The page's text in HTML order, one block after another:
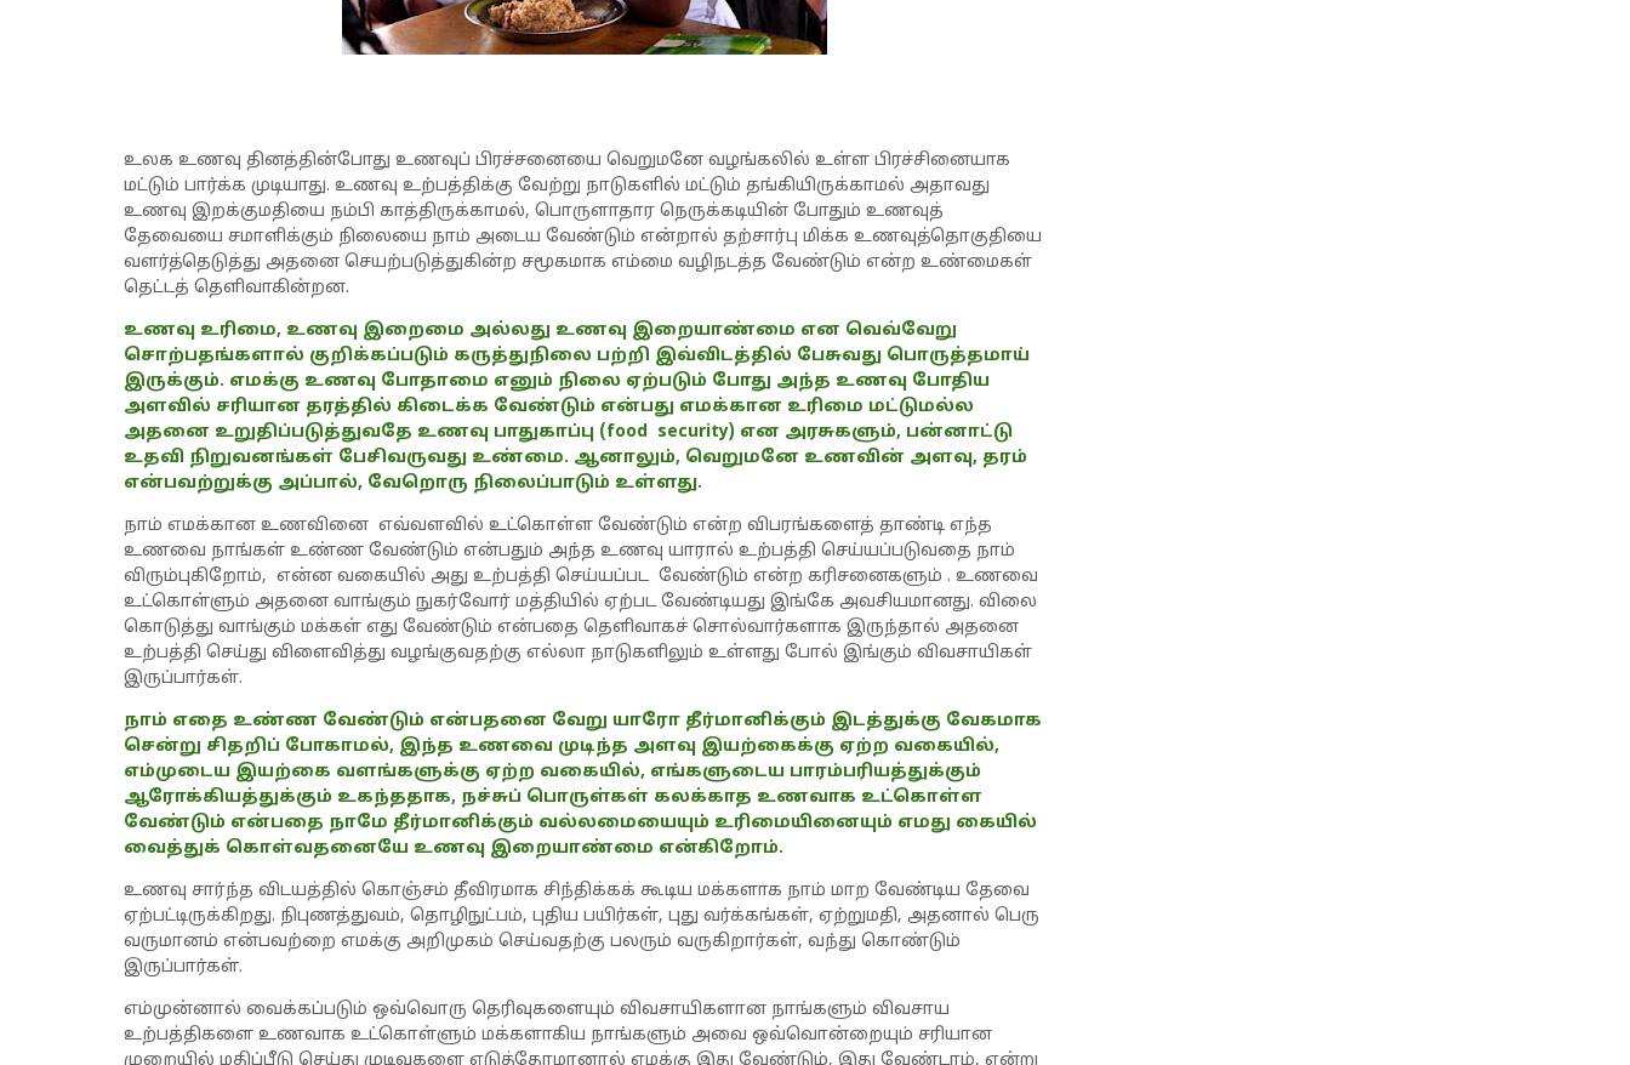
உலக உணவு தினத்தின்போது உணவுப் பிரச்சனையை வெறுமனே வழங்கலில் உள்ள பிரச்சினையாக
மட்டும் பார்க்க முடியாது. உணவு உற்பத்திக்கு வேற்று நாடுகளில் மட்டும் தங்கியிருக்காமல் அதாவது
உணவு இறக்குமதியை நம்பி காத்திருக்காமல், பொருளாதார நெருக்கடியின் போதும் உணவுத்
தேவையை சமாளிக்கும் நிலையை நாம் அடைய வேண்டும் என்றால் தற்சார்பு மிக்க உணவுத்தொகுதியை
வளர்த்தெடுத்து அதனை செயற்படுத்துகின்ற சமூகமாக எம்மை வழிநடத்த வேண்டும் என்ற உண்மைகள்
தெட்டத் தெளிவாகின்றன.
உணவு உரிமை, உணவு இறைமை அல்லது உணவு இறையாண்மை என வெவ்வேறு
சொற்பதங்களால் குறிக்கப்படும் கருத்துநிலை பற்றி இவ்விடத்தில் பேசுவது பொருத்தமாய்
இருக்கும். எமக்கு உணவு போதாமை எனும் நிலை ஏற்படும் போது அந்த உணவு போதிய
அளவில் சரியான தரத்தில் கிடைக்க வேண்டும் என்பது எமக்கான உரிமை மட்டுமல்ல
அதனை உறுதிப்படுத்துவதே உணவு பாதுகாப்பு (food security) என அரசுகளும், பன்னாட்டு
உதவி நிறுவனங்கள் பேசிவருவது உண்மை. ஆனாலும், வெறுமனே உணவின் அளவு, தரம்
என்பவற்றுக்கு அப்பால், வேறொரு நிலைப்பாடும் உள்ளது.
நாம் எமக்கான உணவினை எவ்வளவில் உட்கொள்ள வேண்டும் என்ற விபரங்களைத் தாண்டி எந்த
உணவை நாங்கள் உண்ண வேண்டும் என்பதும் அந்த உணவு யாரால் உற்பத்தி செய்யப்படுவதை நாம்
விரும்புகிறோம், என்ன வகையில் அது உற்பத்தி செய்யப்பட வேண்டும் என்ற கரிசனைகளும் . உணவை
உட்கொள்ளும் அதனை வாங்கும் நுகர்வோர் மத்தியில் ஏற்பட வேண்டியது இங்கே அவசியமானது. விலை
கொடுத்து வாங்கும் மக்கள் எது வேண்டும் என்பதை தெளிவாகச் சொல்வார்களாக இருந்தால் அதனை
உற்பத்தி செய்து விளைவித்து வழங்குவதற்கு எல்லா நாடுகளிலும் உள்ளது போல் இங்கும் விவசாயிகள்
இருப்பார்கள்.
நாம் எதை உண்ண வேண்டும் என்பதனை வேறு யாரோ தீர்மானிக்கும் இடத்துக்கு வேகமாக
சென்று சிதறிப் போகாமல், இந்த உணவை முடிந்த அளவு இயற்கைக்கு ஏற்ற வகையில்,
எம்முடைய இயற்கை வளங்களுக்கு ஏற்ற வகையில், எங்களுடைய பாரம்பரியத்துக்கும்
ஆரோக்கியத்துக்கும் உகந்ததாக, நச்சுப் பொருள்கள் கலக்காத உணவாக உட்கொள்ள
வேண்டும் என்பதை நாமே தீர்மானிக்கும் வல்லமையையும் உரிமையினையும் எமது கையில்
வைத்துக் கொள்வதனையே உணவு இறையாண்மை என்கிறோம்.
உணவு சார்ந்த விடயத்தில் கொஞ்சம் தீவிரமாக சிந்திக்கக் கூடிய மக்களாக நாம் மாற வேண்டிய தேவை
ஏற்பட்டிருக்கிறது. நிபுணத்துவம், தொழிநுட்பம், புதிய பயிர்கள், புது வர்க்கங்கள், ஏற்றுமதி, அதனால் பெரு
வருமானம் என்பவற்றை எமக்கு அறிமுகம் செய்வதற்கு பலரும் வருகிறார்கள், வந்து கொண்டும்
இருப்பார்கள்.
எம்முன்னால் வைக்கப்படும் ஒவ்வொரு தெரிவுகளையும் விவசாயிகளான நாங்களும் விவசாய
உற்பத்திகளை உணவாக உட்கொள்ளும் மக்களாகிய நாங்களும் அவை ஒவ்வொன்றையும் சரியான
முறையில் மதிப்பீடு செய்து முடிவுகளை எடுத்தோமானால் எமக்கு இது வேண்டும், இது வேண்டாம், என்று